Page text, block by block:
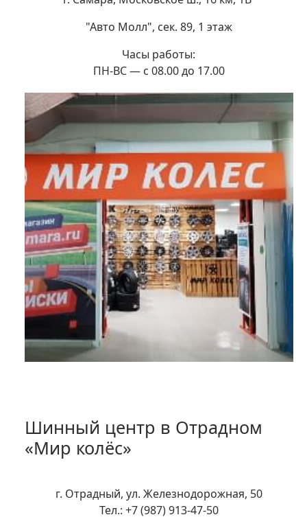
"Авто Молл", сек. 89, 1 этаж
Часы работы:
ПН-ВС — с 08.00 до 17.00
Шинный центр в Отрадном
«Мир колёс»
г. Отрадный, ул. Железнодорожная, 50
Тел.: +7 (987) 913-47-50